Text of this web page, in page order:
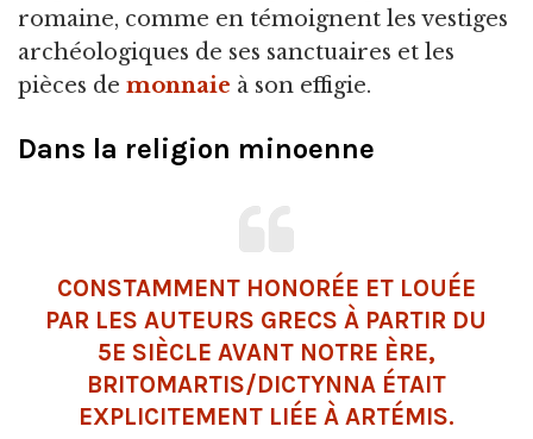
romaine, comme en témoignent les vestiges
archéologiques de ses sanctuaires et les
pièces de monnaie à son effigie.
Dans la religion minoenne
CONSTAMMENT HONORÉE ET LOUÉE
PAR LES AUTEURS GRECS À PARTIR DU
5E SIÈCLE AVANT NOTRE ÈRE,
BRITOMARTIS/DICTYNNA ÉTAIT
EXPLICITEMENT LIÉE À ARTÉMIS.